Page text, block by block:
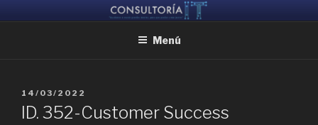
al
CONSULTORIA IT
Ayudamos a reunir grandes mentes, para que puedan crear juntas
Menú
PUBLICADO
EL
14/03/2022
ID. 352-Customer Success